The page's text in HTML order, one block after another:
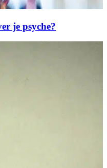
je psyche?